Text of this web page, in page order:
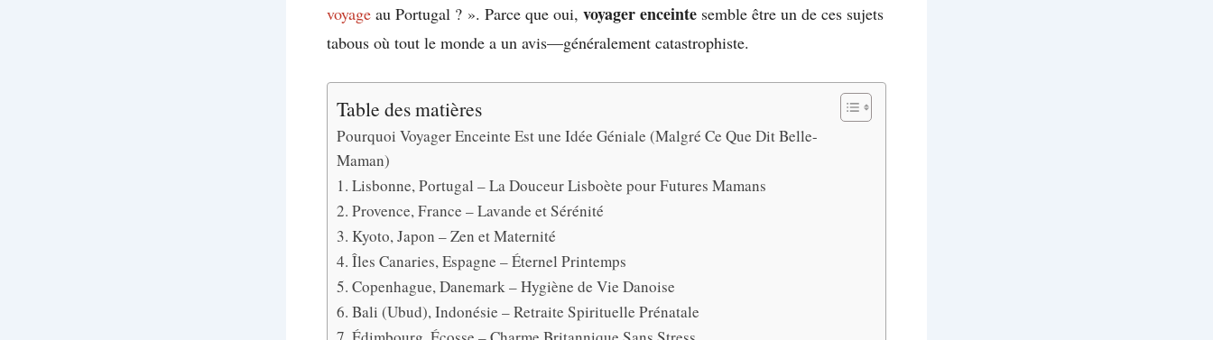
voyage au Portugal ? ». Parce que oui, voyager enceinte semble être un de ces sujets
tabous où tout le monde a un avis—généralement catastrophiste.
Table des matières
Pourquoi Voyager Enceinte Est une Idée Géniale (Malgré Ce Que Dit Belle-
Maman)
1. Lisbonne, Portugal – La Douceur Lisboète pour Futures Mamans
2. Provence, France – Lavande et Sérénité
3. Kyoto, Japon – Zen et Maternité
4. Îles Canaries, Espagne – Éternel Printemps
5. Copenhague, Danemark – Hygiène de Vie Danoise
6. Bali (Ubud), Indonésie – Retraite Spirituelle Prénatale